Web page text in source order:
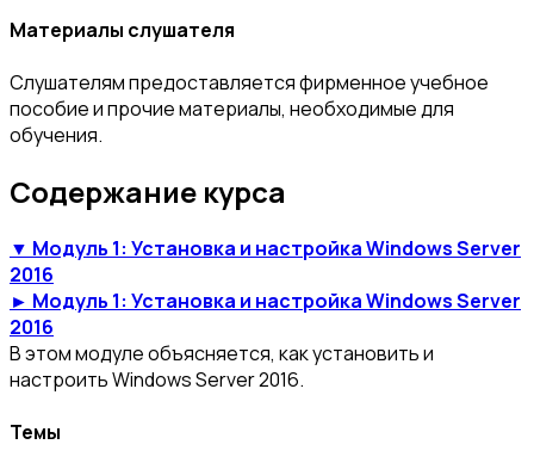
Материалы слушателя
Слушателям предоставляется фирменное учебное
пособие и прочие материалы, необходимые для
обучения.
Содержание курса
▼ Модуль 1: Установка и настройка Windows Server
2016
► Модуль 1: Установка и настройка Windows Server
2016
В этом модуле объясняется, как установить и
настроить Windows Server 2016.
Темы